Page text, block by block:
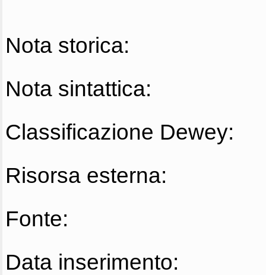
Nota storica:
Nota sintattica:
Classificazione Dewey:
Risorsa esterna:
Fonte:
Data inserimento: